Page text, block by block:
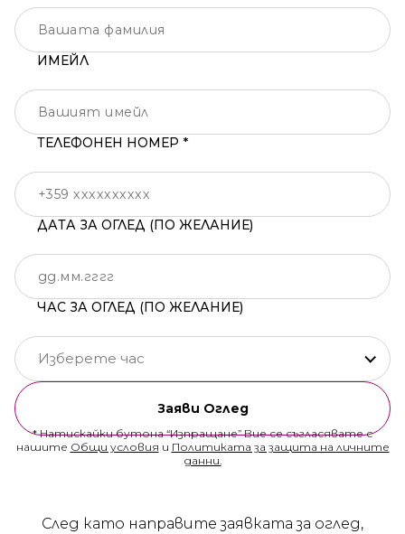
ИМЕЙЛ
ТЕЛЕФОНЕН НОМЕР *
ДАТА ЗА ОГЛЕД (ПО ЖЕЛАНИЕ)
ЧАС ЗА ОГЛЕД (ПО ЖЕЛАНИЕ)
Изберете час
Заяви Оглед
* Натискайки бутона “Изпращане” Вие се съгласявате с
нашите Общи условия и Политиката за защита на личните
данни.
След като направите заявката за оглед,